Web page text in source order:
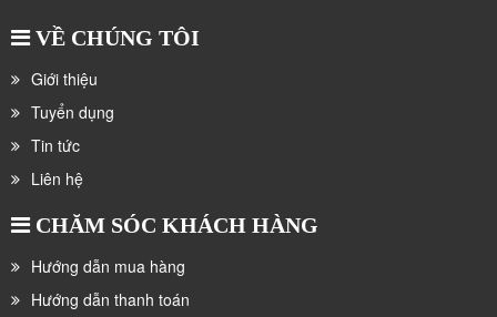
VỀ CHÚNG TÔI
Giới thiệu
Tuyển dụng
Tin tức
Liên hệ
CHĂM SÓC KHÁCH HÀNG
Hướng dẫn mua hàng
Hướng dẫn thanh toán